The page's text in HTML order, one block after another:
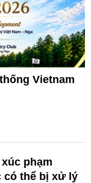
Vietnam
phạm
có thể bị xử lý